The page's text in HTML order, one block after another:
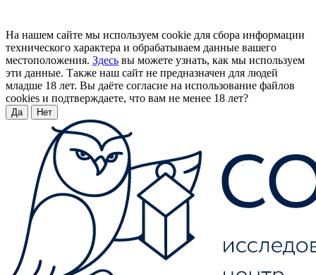
На нашем сайте мы используем cookie для сбора информации
технического характера и обрабатываем данные вашего
местоположения. Здесь вы можете узнать, как мы используем
эти данные. Также наш сайт не предназначен для людей
младше 18 лет. Вы даёте согласие на использование файлов
cookies и подтверждаете, что вам не менее 18 лет?
Да Нет